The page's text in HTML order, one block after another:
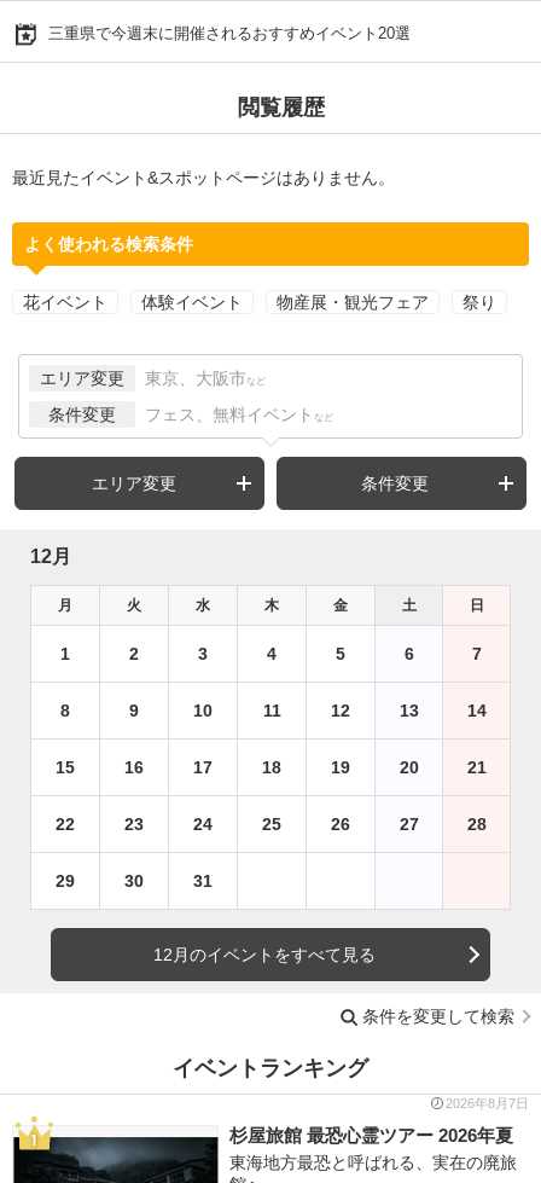
三重県で今週末に開催されるおすすめイベント20選
閲覧履歴
最近見たイベント&スポットページはありません。
よく使われる検索条件
花イベント 体験イベント 物産展・観光フェア 祭り
エリア変更 東京、大阪市 など
条件変更 フェス、無料イベント など
エリア変更 条件変更
12月
月 火 水 木 金 土 日
1 2 3 4 5 6 7
8 9 10 11 12 13 14
15 16 17 18 19 20 21
22 23 24 25 26 27 28
29 30 31
12月のイベントをすべて見る
条件を変更して検索
イベントランキング
2026年8月7日
杉屋旅館 最恐心霊ツアー 2026年夏
東海地方最恐と呼ばれる、実在の廃旅